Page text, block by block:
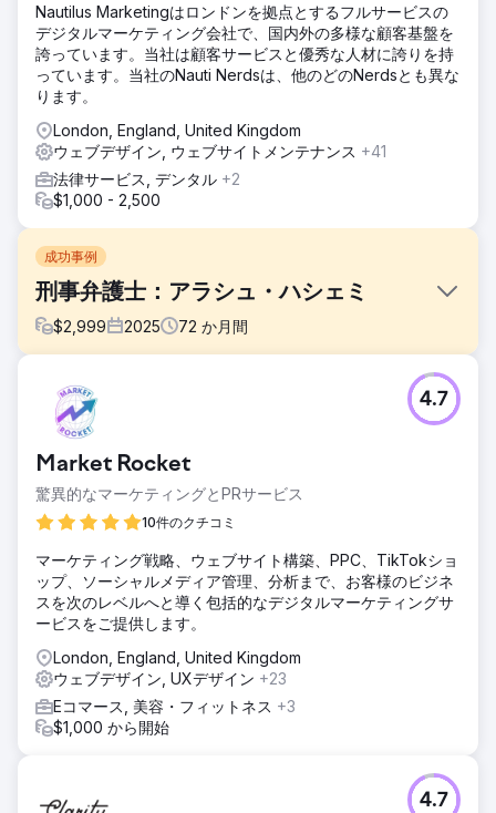
​Nautilus Marketingはロンドンを拠点とするフルサービスの
デジタルマーケティング会社で、国内外の多様な顧客基盤を
誇っています。当社は顧客サービスと優秀な人材に誇りを持
っています。当社のNauti Nerdsは、他のどのNerdsとも異な
ります。
London, England, United Kingdom
ウェブデザイン, ウェブサイトメンテナンス +41
法律サービス, デンタル +2
$1,000 - 2,500
成功事例
刑事弁護士：アラシュ・ハシェミ
$2,999 2025 72 か月間
課題
クライアントである弁護士は、時代遅れのウェブサイトを運
営しており、検索エンジンでの可視性も低かった。潜在顧客
信頼を築き問い合わせを増やすために必要なプロフェッショ
ナルなデザインと構造が欠けていた。
ソリューション
め、ウェブサイトをリニューアルし、ユーザーエクスペリエ
ンスと検索エンジンの両方に最適化しました。ターゲットを
絞ったSEO戦略により、彼のオンラインでの露出度とキーワ
ードランキングが大幅に向上しました。その結果、彼はより
多くの有望な見込み客を獲得できるようになり、相談依頼も
著しく増加しました。
結果
90 日以内に、「ロサンゼルスの刑事弁護士」や「近くの飲
Market Rocket
驚異的なマーケティングとPRサービス
10件のクチコミ
4.7
マーケティング戦略、ウェブサイト構築、PPC、TikTokショ
ップ、ソーシャルメディア管理、分析まで、お客様のビジネ
スを次のレベルへと導く包括的なデジタルマーケティングサ
ービスをご提供します。
London, England, United Kingdom
ウェブデザイン, UXデザイン +23
Eコマース, 美容・フィットネス +3
$1,000 から開始
4.7